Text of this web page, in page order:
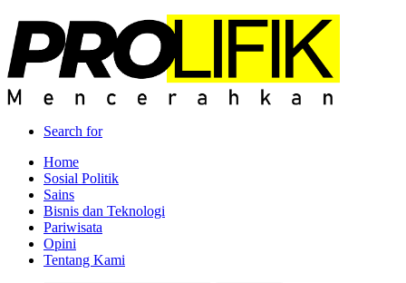
Search for
Home
Sosial Politik
Sains
Bisnis dan Teknologi
Pariwisata
Opini
Tentang Kami